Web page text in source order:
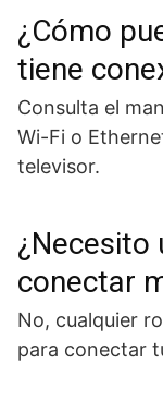
¿Cómo
tiene
Consulta el
Wi-Fi o
televisor.
¿Necesito
conectar
No, cualquier
para conectar